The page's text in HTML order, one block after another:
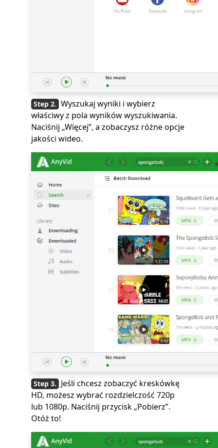
Wyszukaj wyniki i wybierz
właściwy z pola wyników wyszukiwania.
Naciśnij „Więcej”, a zobaczysz różne opcje
jakości wideo.
Jeśli chcesz zobaczyć kreskówkę
HD, możesz wybrać rozdzielczość 720p
lub 1080p. Naciśnij przycisk „Pobierz”.
Otóż ​​to!